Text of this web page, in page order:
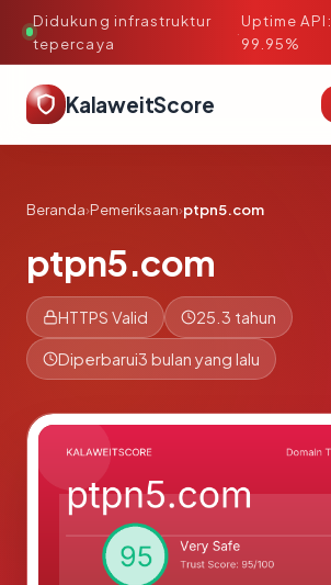
Didukung infrastruktur
tepercaya
·
Uptime API:
99.95%
KalaweitScore
Beranda›Pemeriksaan›ptpn5.com
ptpn5.com
HTTPS Valid 25.3 tahun
Diperbarui3 bulan yang lalu